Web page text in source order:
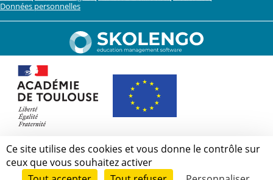
Données personnelles
Ce site utilise des cookies et vous donne le contrôle sur
ceux que vous souhaitez activer